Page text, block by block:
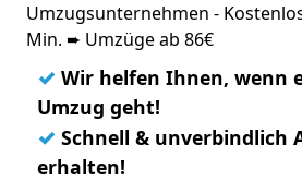
Umzugsunternehmen -
Min. ➨ Umzüge ab 86€
✓ Wir helfen Ihnen, wenn
Umzug geht!
✓ Schnell & unverbindlich
erhalten!